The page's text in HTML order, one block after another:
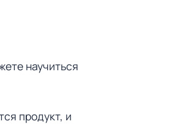
научиться
продукт, и